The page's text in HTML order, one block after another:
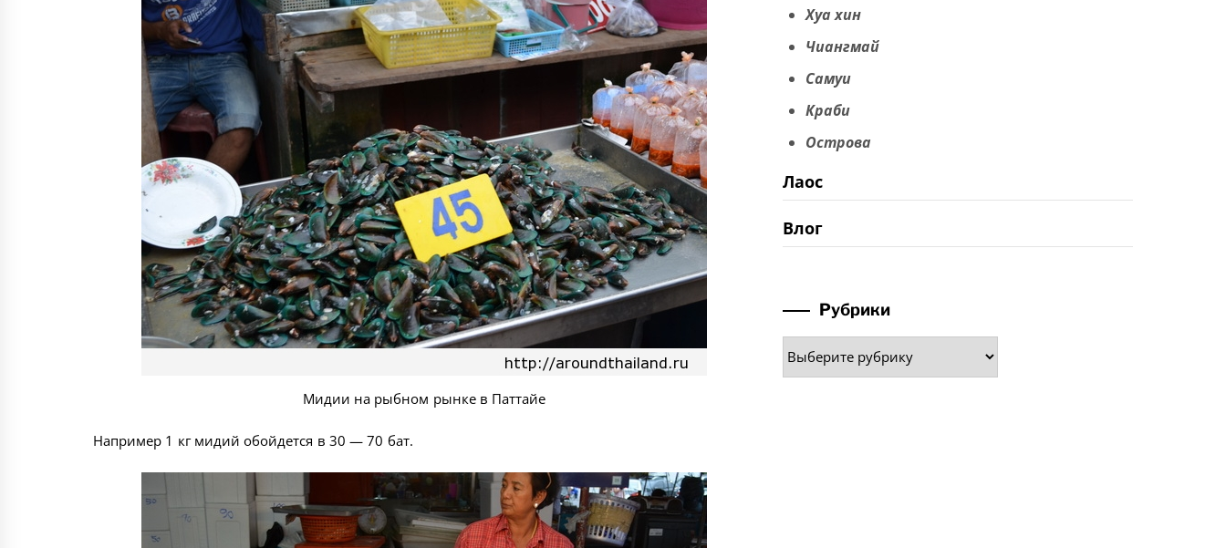
Мидии на рыбном рынке в Паттайе
Например 1 кг мидий обойдется в 30 — 70 бат.
Хуа хин
Чиангмай
Самуи
Краби
Острова
Лаос
Влог
Рубрики
Рубрики